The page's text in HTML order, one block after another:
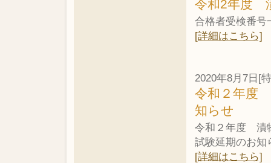
令和2年度
合格者受検番号
[詳細はこちら]
2020年8月7日[
令和２年度
知らせ
令和２年度 漬
試験延期のお知
[詳細はこちら]